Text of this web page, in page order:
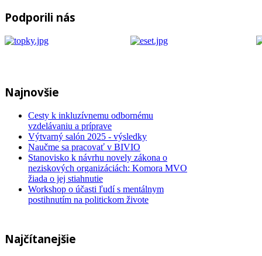
Podporili nás
Najnovšie
Cesty k inkluzívnemu odbornému
vzdelávaniu a príprave
Výtvarný salón 2025 - výsledky
Naučme sa pracovať v BIVIO
Stanovisko k návrhu novely zákona o
neziskových organizáciách: Komora MVO
žiada o jej stiahnutie
Workshop o účasti ľudí s mentálnym
postihnutím na politickom živote
Najčítanejšie